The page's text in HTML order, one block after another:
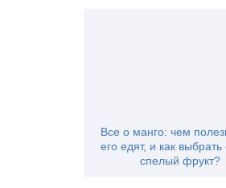
Все о манго: чем
его едят, и как
спелый фрукт?